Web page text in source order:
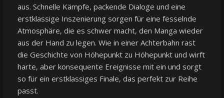
aus. Schnelle Kämpfe, packende Dialoge und eine
erstklassige Inszenierung sorgen für eine fesselnde
Atmosphäre, die es schwer macht, den Manga wieder
aus der Hand zu legen. Wie in einer Achterbahn rast
die Geschichte von Höhepunkt zu Höhepunkt und wirft
harte, aber konsequente Ereignisse mit ein und sorgt
so für ein erstklassiges Finale, das perfekt zur Reihe
passt.